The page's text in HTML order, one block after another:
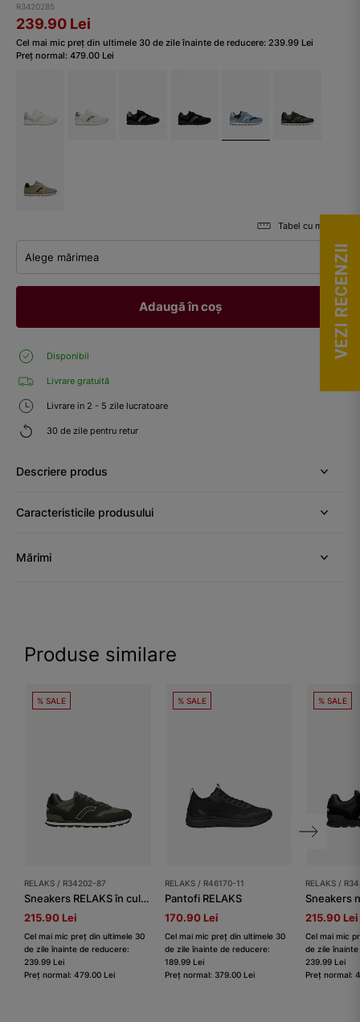
R3420285
239.90 Lei
Cel mai mic preț din ultimele 30 de zile înainte de reducere: 239.99 Lei
Preț normal: 479.00 Lei
Tabel cu mărimi
Alege mărimea
Adaugă în coș
Disponibil
Livrare gratuită
Livrare in 2 - 5 zile lucratoare
30 de zile pentru retur
Descriere produs
Caracteristicile produsului
Mărimi
Produse similare
% SALE
RELAKS / R34202-87
Sneakers RELAKS în culoarea verde închis
215.90 Lei
Cel mai mic preț din ultimele 30
de zile înainte de reducere:
239.99 Lei
Preț normal: 479.00 Lei
% SALE
RELAKS / R46170-11
Pantofi RELAKS
170.90 Lei
Cel mai mic preț din ultimele 30
de zile înainte de reducere:
189.99 Lei
Preț normal: 379.00 Lei
% SALE
RELAKS /
215.90 Lei
Cel mai mic
de zile
239.99 Lei
Preț normal:
VEZI RECENZII